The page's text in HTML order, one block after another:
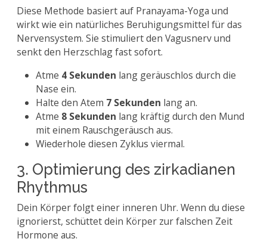
Diese Methode basiert auf Pranayama-Yoga und
wirkt wie ein natürliches Beruhigungsmittel für das
Nervensystem. Sie stimuliert den Vagusnerv und
senkt den Herzschlag fast sofort.
Atme 4 Sekunden lang geräuschlos durch die
Nase ein.
Halte den Atem 7 Sekunden lang an.
Atme 8 Sekunden lang kräftig durch den Mund
mit einem Rauschgeräusch aus.
Wiederhole diesen Zyklus viermal.
3. Optimierung des zirkadianen
Rhythmus
Dein Körper folgt einer inneren Uhr. Wenn du diese
ignorierst, schüttet dein Körper zur falschen Zeit
Hormone aus.